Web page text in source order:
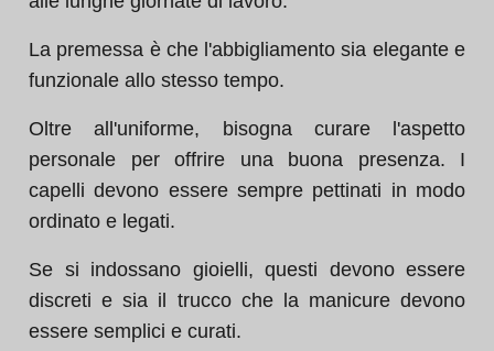
La premessa è che l'abbigliamento sia elegante e
funzionale allo stesso tempo.
Oltre all'uniforme, bisogna curare l'aspetto
personale per offrire una buona presenza. I
capelli devono essere sempre pettinati in modo
ordinato e legati.
Se si indossano gioielli, questi devono essere
discreti e sia il trucco che la manicure devono
essere semplici e curati.